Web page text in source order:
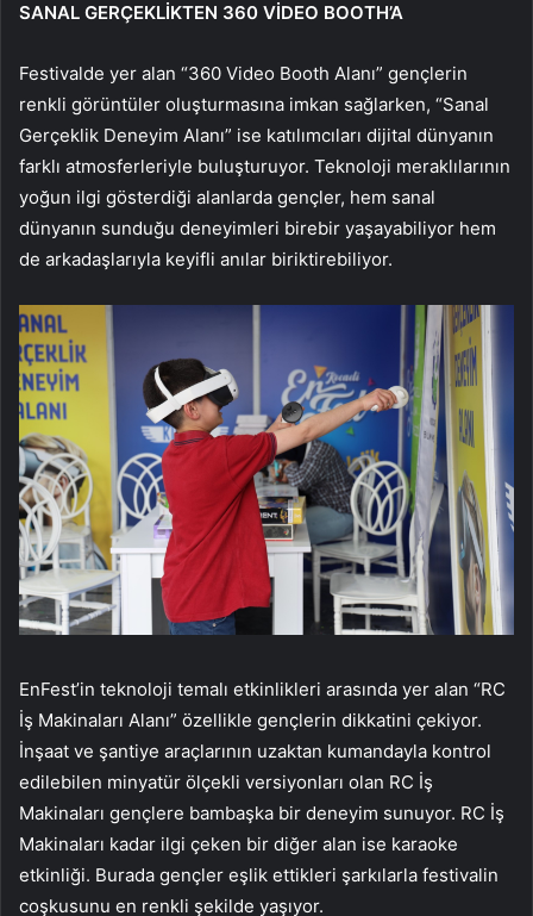
SANAL GERÇEKLİKTEN 360 VİDEO BOOTH’A
Festivalde yer alan “360 Video Booth Alanı” gençlerin
renkli görüntüler oluşturmasına imkan sağlarken, “Sanal
Gerçeklik Deneyim Alanı” ise katılımcıları dijital dünyanın
farklı atmosferleriyle buluşturuyor. Teknoloji meraklılarının
yoğun ilgi gösterdiği alanlarda gençler, hem sanal
dünyanın sunduğu deneyimleri birebir yaşayabiliyor hem
de arkadaşlarıyla keyifli anılar biriktirebiliyor.
EnFest’in teknoloji temalı etkinlikleri arasında yer alan “RC
İş Makinaları Alanı” özellikle gençlerin dikkatini çekiyor.
İnşaat ve şantiye araçlarının uzaktan kumandayla kontrol
edilebilen minyatür ölçekli versiyonları olan RC İş
Makinaları gençlere bambaşka bir deneyim sunuyor. RC İş
Makinaları kadar ilgi çeken bir diğer alan ise karaoke
etkinliği. Burada gençler eşlik ettikleri şarkılarla festivalin
coşkusunu en renkli şekilde yaşıyor.